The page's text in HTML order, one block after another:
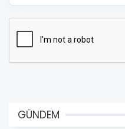
GÜNDEM